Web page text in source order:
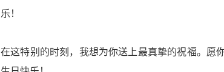
乐！
在这特别的时刻，我想为你送上最真挚的祝福。愿